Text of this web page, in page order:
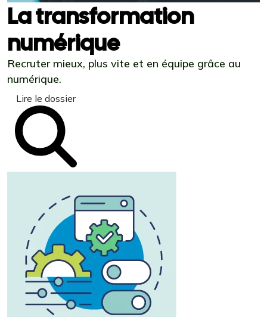
La transformation
numérique
Recruter mieux, plus vite et en équipe grâce au
numérique.
Lire le dossier